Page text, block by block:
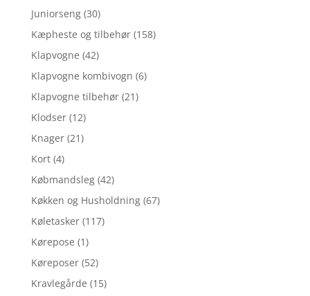
Juniorseng (30)
Kæpheste og tilbehør (158)
Klapvogne (42)
Klapvogne kombivogn (6)
Klapvogne tilbehør (21)
Klodser (12)
Knager (21)
Kort (4)
Købmandsleg (42)
Køkken og Husholdning (67)
Køletasker (117)
Kørepose (1)
Køreposer (52)
Kravlegårde (15)